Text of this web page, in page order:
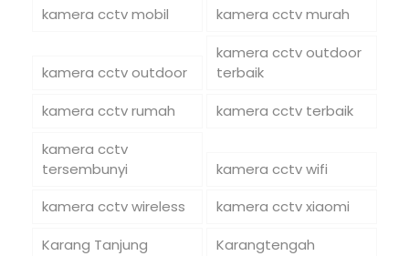
kamera cctv mobil
kamera cctv murah
kamera cctv outdoor
kamera cctv outdoor
terbaik
kamera cctv rumah
kamera cctv terbaik
kamera cctv
tersembunyi
kamera cctv wifi
kamera cctv wireless
kamera cctv xiaomi
Karang Tanjung
Karangtengah